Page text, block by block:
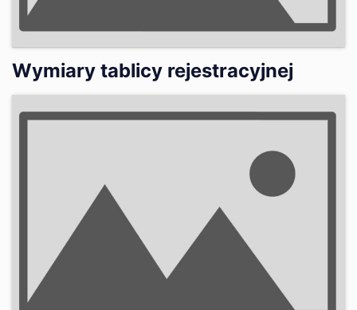
Wymiary tablicy rejestracyjnej